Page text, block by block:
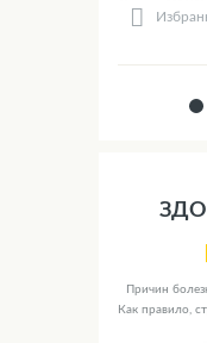
Причин
Как правило,